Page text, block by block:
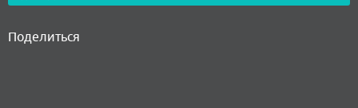
Поделиться